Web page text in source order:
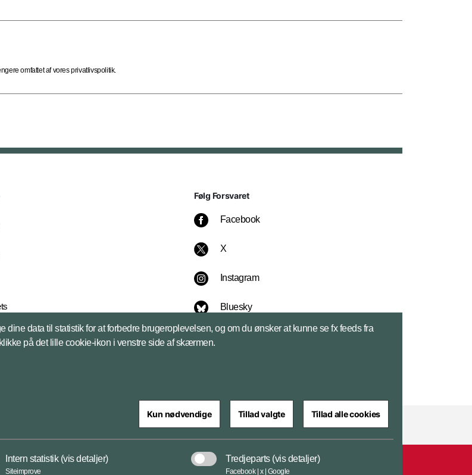
omfattet af vores privatlivspolitik.
Følg Forsvaret
Facebook
X
Instagram
Bluesky
LinkedIn
Databeskyttelse og ansvar Cookiepolitik Tilgængelighedserklæring
dine data til statistik for at forbedre brugeroplevelsen, og om du ønsker at kunne se fx feeds fra
på det lille cookie-ikon i venstre side af skærmen.
Kun nødvendige Tillad valgte Tillad alle cookies
Intern statistik (vis detaljer)
Siteimprove
Tredjeparts (vis detaljer)
Facebook | x | Google